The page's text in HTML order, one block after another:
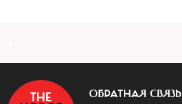
ОБРАТНАЯ СВЯЗЬ